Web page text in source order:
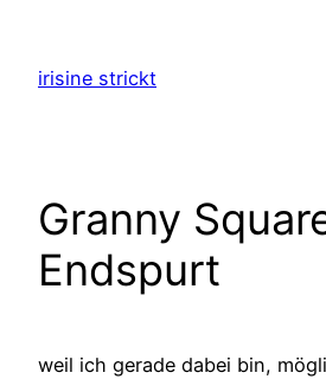
springen
irisine strickt
Granny
Endspurt
weil ich gerade dabei bin,